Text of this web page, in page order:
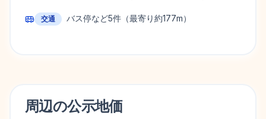
交通 バス停など5件 （最寄り約177m）
周辺の公示地価